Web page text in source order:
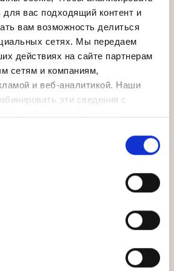
для вас подходящий контент и
вам возможность делиться
сетях. Мы передаем
действиях на сайте партнерам
сетям и компаниям,
и веб-аналитикой. Наши
эти сведения с
угощение
чая (ежедневно
принадлежности в
при заселении и
интернет Ethernet
услуги только
отель на веб-сайте:
до 14:00 (после
наличии и по запросу).
за пребывание